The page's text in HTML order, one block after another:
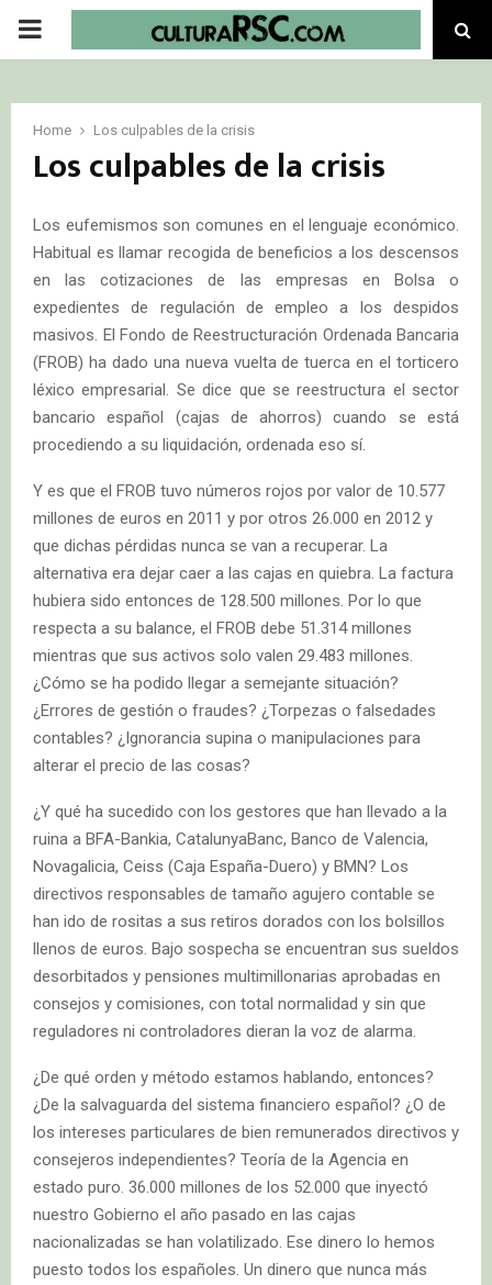
PRIMARY
Home Los culpables de la crisis
Los culpables de la crisis
Los eufemismos son comunes en el lenguaje económico.
Habitual es llamar recogida de beneficios a los descensos
en las cotizaciones de las empresas en Bolsa o
expedientes de regulación de empleo a los despidos
masivos. El Fondo de Reestructuración Ordenada Bancaria
(FROB) ha dado una nueva vuelta de tuerca en el torticero
léxico empresarial. Se dice que se reestructura el sector
bancario español (cajas de ahorros) cuando se está
procediendo a su liquidación, ordenada eso sí.
Y es que el FROB tuvo números rojos por valor de 10.577
millones de euros en 2011 y por otros 26.000 en 2012 y
que dichas pérdidas nunca se van a recuperar. La
alternativa era dejar caer a las cajas en quiebra. La factura
hubiera sido entonces de 128.500 millones. Por lo que
respecta a su balance, el FROB debe 51.314 millones
mientras que sus activos solo valen 29.483 millones.
¿Cómo se ha podido llegar a semejante situación?
¿Errores de gestión o fraudes? ¿Torpezas o falsedades
contables? ¿Ignorancia supina o manipulaciones para
alterar el precio de las cosas?
¿Y qué ha sucedido con los gestores que han llevado a la
ruina a BFA-Bankia, CatalunyaBanc, Banco de Valencia,
Novagalicia, Ceiss (Caja España-Duero) y BMN? Los
directivos responsables de tamaño agujero contable se
han ido de rositas a sus retiros dorados con los bolsillos
llenos de euros. Bajo sospecha se encuentran sus sueldos
desorbitados y pensiones multimillonarias aprobadas en
consejos y comisiones, con total normalidad y sin que
reguladores ni controladores dieran la voz de alarma.
¿De qué orden y método estamos hablando, entonces?
¿De la salvaguarda del sistema financiero español? ¿O de
los intereses particulares de bien remunerados directivos y
consejeros independientes? Teoría de la Agencia en
estado puro. 36.000 millones de los 52.000 que inyectó
nuestro Gobierno el año pasado en las cajas
nacionalizadas se han volatilizado. Ese dinero lo hemos
puesto todos los españoles. Un dinero que nunca más